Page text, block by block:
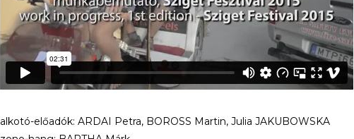
alkotó-előadók: ARDAI Petra, BOROSS Martin, Julia JAKUBOWSKA